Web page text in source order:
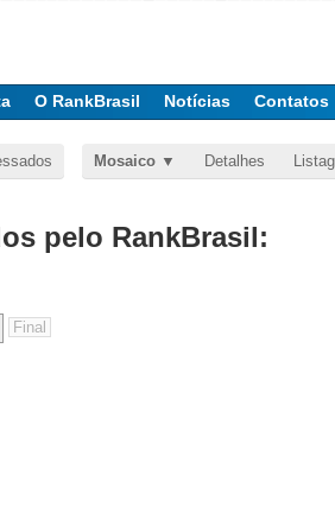
O RankBrasil Notícias Contatos
Mosaico Detalhes
pelo RankBrasil: